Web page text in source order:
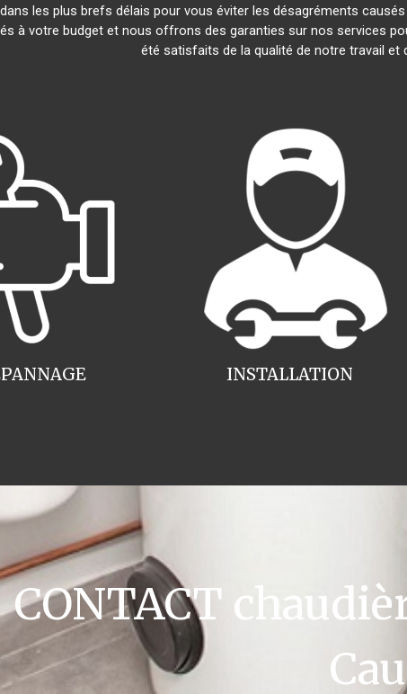
les plus brefs délais pour vous éviter les désagréments causés
à votre budget et nous offrons des garanties sur nos services
été satisfaits de la qualité de notre travail
INSTALLATION
CONTACT